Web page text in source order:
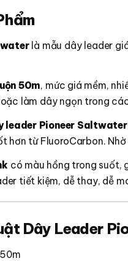
là mẫu dây leader
50m, mức giá mềm,
làm dây ngọn trong
leader Pioneer Saltwater
hơn từ FluoroCarbon.
có màu hồng trong suốt,
tiết kiệm, dễ thay, dễ
Dây Leader